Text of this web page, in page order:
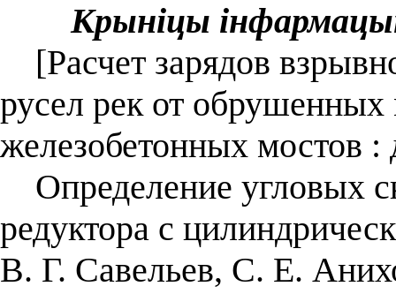
Крыніцы
[Расчет зарядов
русел рек от обрушенных
железобетонных мостов :
Определение угловых
редуктора с
В. Г. Савельев, С. Е.